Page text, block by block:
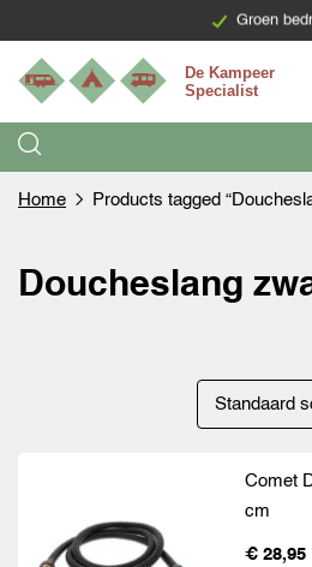
Groen
Levering binnen 7
Home Products tagged
Doucheslang
Comet
cm
€ 28,95